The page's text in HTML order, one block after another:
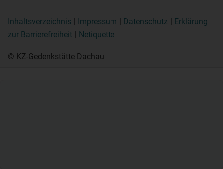
Inhaltsverzeichnis Impressum Datenschutz
Erklärung
zur Barrierefreiheit
Netiquette
© KZ-Gedenkstätte Dachau